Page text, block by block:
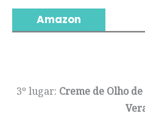
Amazon
3º lugar: Creme de Olho